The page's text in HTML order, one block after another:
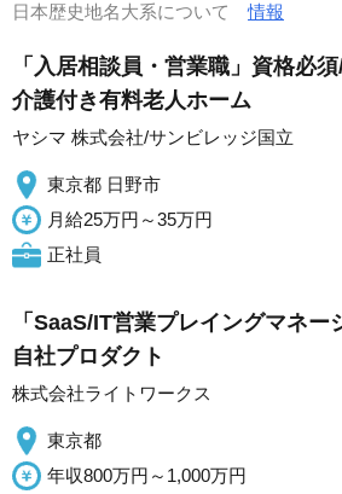
日本歴史地名大系について情報
「入居相談員・営業職」資格必
介護付き有料老人ホーム
ヤシマ 株式会社/サンビレッジ国立
東京都 日野市
月給25万円～35万円
正社員
「SaaS/IT営業プレイングマネ
自社プロダクト
株式会社ライトワークス
東京都
年収800万円～1,000万円